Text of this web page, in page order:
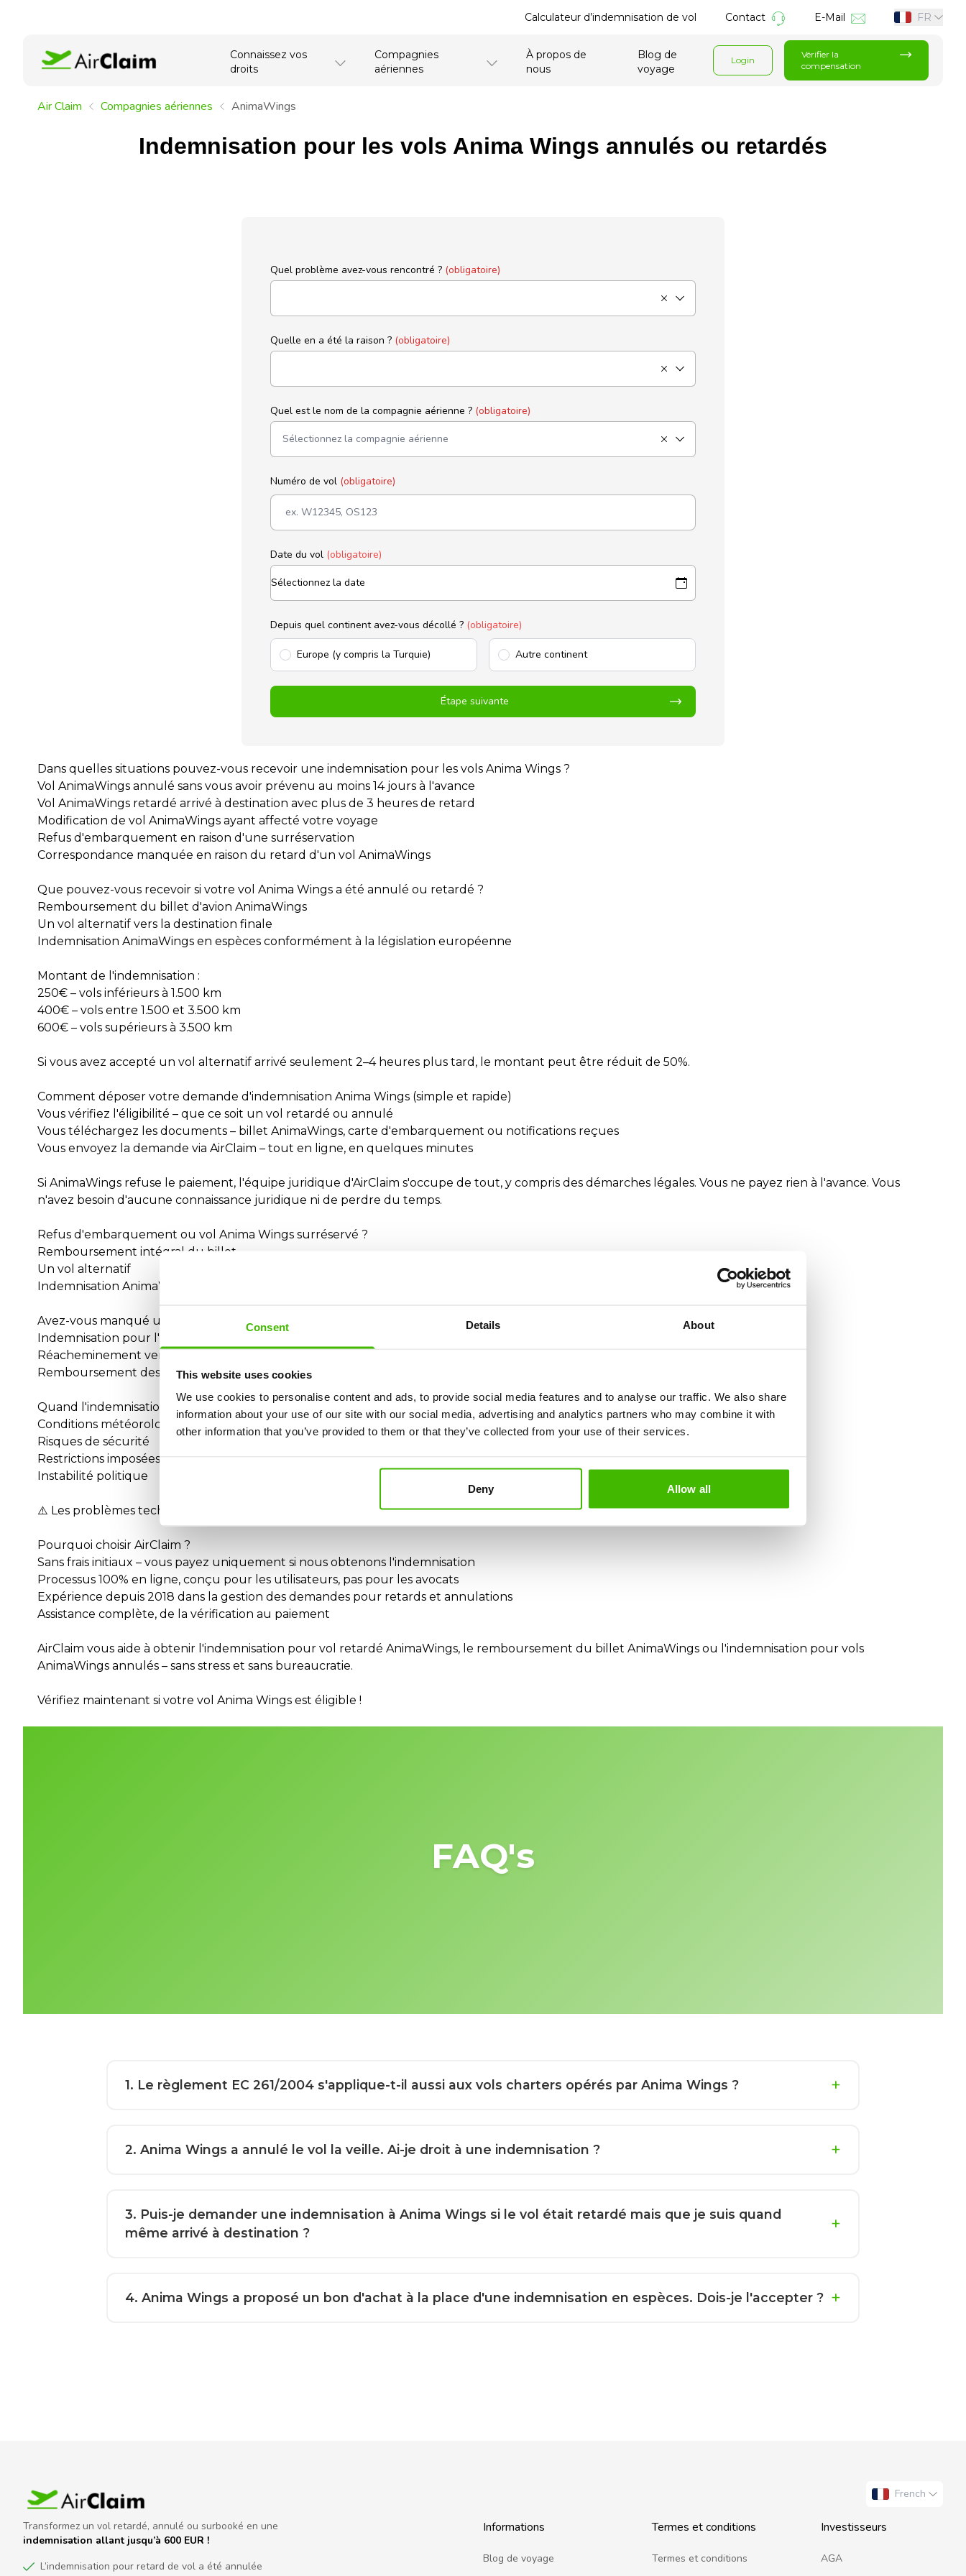
Consent Details About
This website uses cookies
We use cookies to personalise content and ads, to provide social media features and to analyse our traffic. We also share
information about your use of our site with our social media, advertising and analytics partners who may combine it with
other information that you’ve provided to them or that they’ve collected from your use of their services.
Deny Allow all
Calculateur d’indemnisation de vol Contact E-Mail FR
Connaissez vos
droits
Compagnies
aériennes
À propos de
nous
Blog de
voyage
Login
Vérifier la
compensation
Air Claim Compagnies aériennes AnimaWings
Indemnisation pour les vols Anima Wings annulés ou retardés
Quel problème avez-vous rencontré ? (obligatoire)
Quelle en a été la raison ? (obligatoire)
Quel est le nom de la compagnie aérienne ? (obligatoire)
Numéro de vol (obligatoire)
Date du vol (obligatoire)
Depuis quel continent avez-vous décollé ? (obligatoire)
Europe (y compris la Turquie) Autre continent
Étape suivante
Dans quelles situations pouvez-vous recevoir une indemnisation pour les vols Anima Wings ?
Vol AnimaWings annulé sans vous avoir prévenu au moins 14 jours à l'avance
Vol AnimaWings retardé arrivé à destination avec plus de 3 heures de retard
Modification de vol AnimaWings ayant affecté votre voyage
Refus d'embarquement en raison d'une surréservation
Correspondance manquée en raison du retard d'un vol AnimaWings
Que pouvez-vous recevoir si votre vol Anima Wings a été annulé ou retardé ?
Remboursement du billet d'avion AnimaWings
Un vol alternatif vers la destination finale
Indemnisation AnimaWings en espèces conformément à la législation européenne
Montant de l'indemnisation :
250€ – vols inférieurs à 1.500 km
400€ – vols entre 1.500 et 3.500 km
600€ – vols supérieurs à 3.500 km
Si vous avez accepté un vol alternatif arrivé seulement 2–4 heures plus tard, le montant peut être réduit de 50%.
Comment déposer votre demande d'indemnisation Anima Wings (simple et rapide)
Vous vérifiez l'éligibilité – que ce soit un vol retardé ou annulé
Vous téléchargez les documents – billet AnimaWings, carte d'embarquement ou notifications reçues
Vous envoyez la demande via AirClaim – tout en ligne, en quelques minutes
Si AnimaWings refuse le paiement, l'équipe juridique d'AirClaim s'occupe de tout, y compris des démarches légales. Vous ne payez rien à l'avance. Vous
n'avez besoin d'aucune connaissance juridique ni de perdre du temps.
Refus d'embarquement ou vol Anima Wings surréservé ?
Remboursement intégral du billet
Un vol alternatif
Indemnisation AnimaWings jusqu'à 600€
Avez-vous manqué une correspondance en raison d'un retard Anima Wings ?
Indemnisation pour l'ensemble du voyage
Réacheminement vers la destination finale
Remboursement des frais supplémentaires (hébergement, repas, transport)
Quand l'indemnisation Anima Wings n'est-elle pas accordée ?
Conditions météorologiques extrêmes
Risques de sécurité
Restrictions imposées par le contrôle du trafic aérien
Instabilité politique
⚠️ Les problèmes techniques habituels NE sont PAS considérés comme des circonstances extraordinaires.
Pourquoi choisir AirClaim ?
Sans frais initiaux – vous payez uniquement si nous obtenons l'indemnisation
Processus 100% en ligne, conçu pour les utilisateurs, pas pour les avocats
Expérience depuis 2018 dans la gestion des demandes pour retards et annulations
Assistance complète, de la vérification au paiement
AirClaim vous aide à obtenir l'indemnisation pour vol retardé AnimaWings, le remboursement du billet AnimaWings ou l'indemnisation pour vols
AnimaWings annulés – sans stress et sans bureaucratie.
Vérifiez maintenant si votre vol Anima Wings est éligible !
FAQ's
1. Le règlement EC 261/2004 s'applique-t-il aussi aux vols charters opérés par Anima Wings ?
2. Anima Wings a annulé le vol la veille. Ai-je droit à une indemnisation ?
3. Puis-je demander une indemnisation à Anima Wings si le vol était retardé mais que je suis quand
même arrivé à destination ?
4. Anima Wings a proposé un bon d'achat à la place d'une indemnisation en espèces. Dois-je l'accepter ?
Transformez un vol retardé, annulé ou surbooké en une
indemnisation allant jusqu’à 600 EUR !
L’indemnisation pour retard de vol a été annulée
French
Informations
Blog de voyage
Termes et conditions
Termes et conditions
Investisseurs
AGA